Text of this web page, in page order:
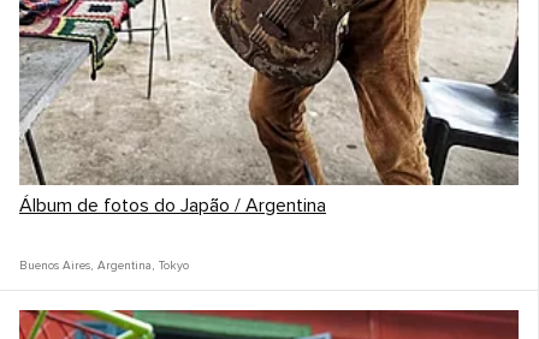
Álbum de fotos do Japão / Argentina
Buenos Aires, Argentina , Tokyo